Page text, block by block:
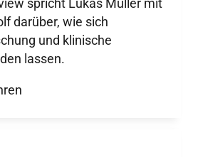
spricht Lukas Müller mit
darüber, wie sich
und klinische
lassen.